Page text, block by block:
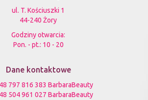
ul. T. Kościuszki 1
44-240 Żory
Godziny otwarcia:
Pon. - pt.: 10 - 20
Dane kontaktowe
797 816 383 BarbaraBeauty
504 961 027 BarbaraBeauty